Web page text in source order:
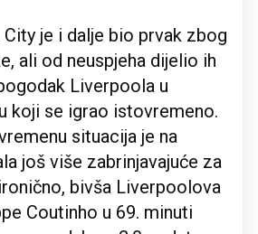
je i dalje bio prvak zbog
ali od neuspjeha dijelio ih
Liverpoola u
koji se igrao istovremeno.
situacija je na
još više zabrinjavajuće za
bivša Liverpoolova
Coutinho u 69. minuti